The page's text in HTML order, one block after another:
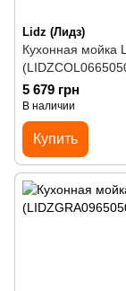
Lidz (Лидз)
Кухонная мойка
5 679 грн
В наличии
Купить